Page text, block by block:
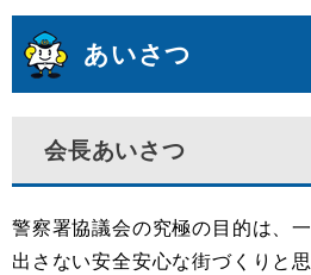
あいさつ
会長あいさつ
警察署協議会の究極の目的は、
出さない安全安心な街づくりと思